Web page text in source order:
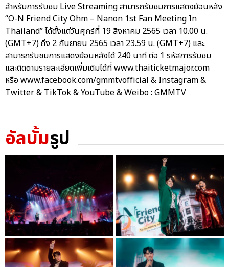
สำหรับการรับชม Live Streaming สามารถรับชมการแสดงย้อนหลัง
“O-N Friend City Ohm – Nanon 1st Fan Meeting In
Thailand” ได้ตั้งแต่วันศุกร์ที่ 19 สิงหาคม 2565 เวลา 10.00 น.
(GMT+7) ถึง 2 กันยายน 2565 เวลา 23.59 น. (GMT+7) และ
สามารถรับชมการแสดงย้อนหลังได้ 240 นาที ต่อ 1 รหัสการรับชม
และติดตามรายละเอียดเพิ่มเติมได้ที่ www.thaiticketmajor.com
หรือ www.facebook.com/gmmtvofficial & Instagram &
Twitter & TikTok & YouTube & Weibo : GMMTV
อัลบั้มรูป